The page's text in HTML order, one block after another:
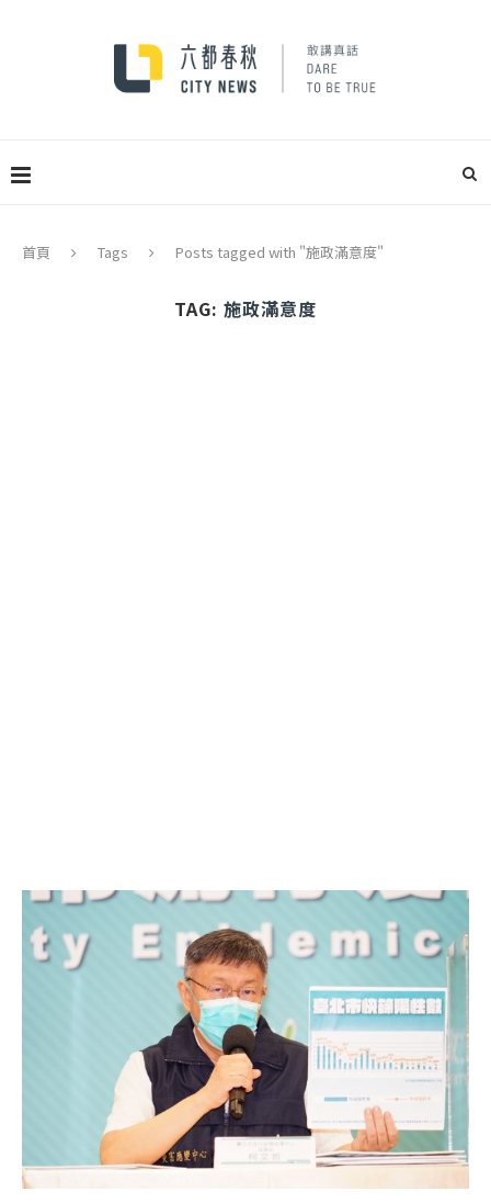
首頁 Tags Posts tagged with "施政滿意度"
TAG: 施政滿意度